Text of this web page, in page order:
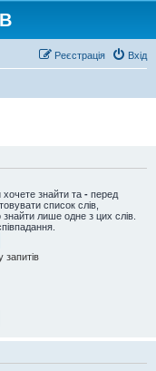
Вхід
Реєстрація
знайти та - перед
список слів,
лише одне з цих слів.